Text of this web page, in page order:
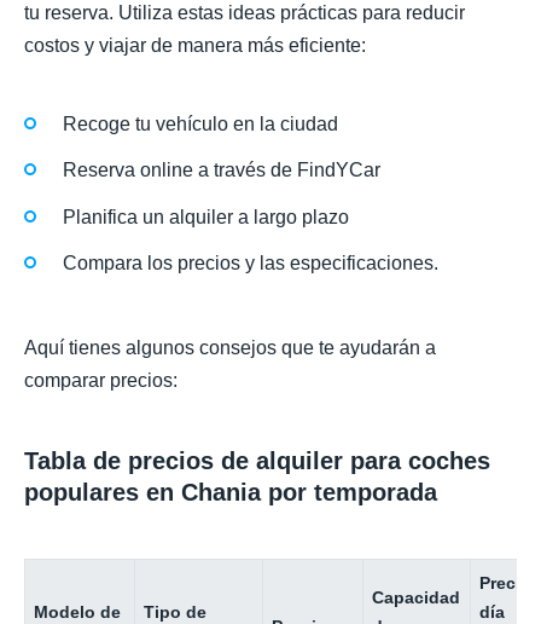
tu reserva. Utiliza estas ideas prácticas para reducir
costos y viajar de manera más eficiente:
Recoge tu vehículo en la ciudad
Reserva online a través de FindYCar
Planifica un alquiler a largo plazo
Compara los precios y las especificaciones.
Aquí tienes algunos consejos que te ayudarán a
comparar precios:
Tabla de precios de alquiler para coches
populares en Chania por temporada
Modelo de
Tipo de
Capacidad
Precio
día